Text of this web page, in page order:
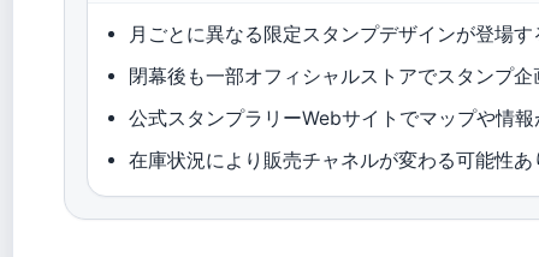
月ごとに異なる限定スタンプデザインが登場
閉幕後も一部オフィシャルストアでスタンプ企
公式スタンプラリーWebサイトでマップや情
在庫状況により販売チャネルが変わる可能性あ